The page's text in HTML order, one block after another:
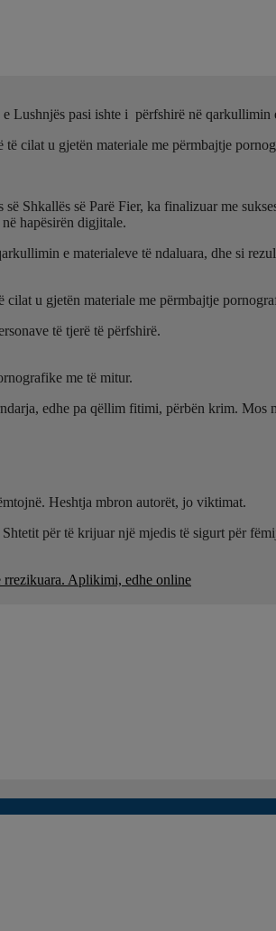
pasi ishte i përfshirë në qarkullimin
cilat u gjetën materiale me përmbajtje
së Parë Fier, ka finalizuar me
hapësirën digjitale.
e materialeve të ndaluara, dhe si
u gjetën materiale me përmbajtje
të tjerë të përfshirë.
me të mitur.
edhe pa qëllim fitimi, përbën krim.
Heshtja mbron autorët, jo viktimat.
për të krijuar një mjedis të sigurt për
Aplikimi, edhe online